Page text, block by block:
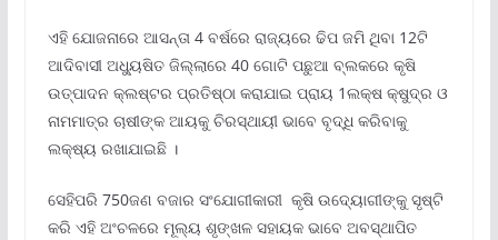
ଏହି ଯୋଜନାରେ ଆସନ୍ତା 4 ବର୍ଷରେ ରାଜ୍ୟରେ ଢିପ ଜମି ଥିବା 12ଟି
ଆଦିବାସୀ ଅଧ୍ୟୁଷିତ ଜିଲ୍ଲାରେ 40 ଗୋଟି ପଛୁଆ ବ୍ଲକରେ କୃଷି
ଉତ୍ପାଦନ କ୍ଲଷ୍ଟର ପ୍ରତିଷ୍ଠା କରାଯାଇ ପ୍ରାୟ 1ଲକ୍ଷ କ୍ଷୁଦ୍ର ଓ
ନାମମାତ୍ର ଚାଷୀଙ୍କ ଆୟକୁ ଚିରସ୍ଥାୟୀ ଭାବେ ବୃଦ୍ଧି କରିବାକୁ
ଲକ୍ଷ୍ୟ ରଖାଯାଇଛି ।
ସେହିପରି 750ଜଣ ବଜାର ସଂଯୋଗୀକାରୀ କୃଷି ଉଦ୍ୟୋଗୀଙ୍କୁ ସୃଷ୍ଟି
କରି ଏହି ଅଂଚଳରେ ମୂଲ୍ୟ ଶୃଙ୍ଖଳ ସହାୟକ ଭାବେ ଅବସ୍ଥାପିତ